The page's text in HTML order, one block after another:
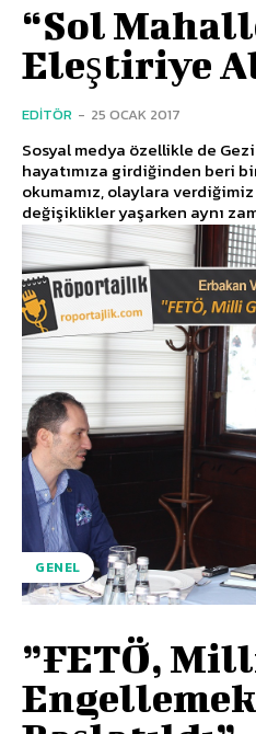
“Sol
Eleştiriye
EDITÖR - 25 OCAK 2017
Sosyal medya özellikle de
hayatımıza girdiğinden beri
okumamız, olaylara
değişiklikler yaşarken aynı
GENEL
”FETÖ,